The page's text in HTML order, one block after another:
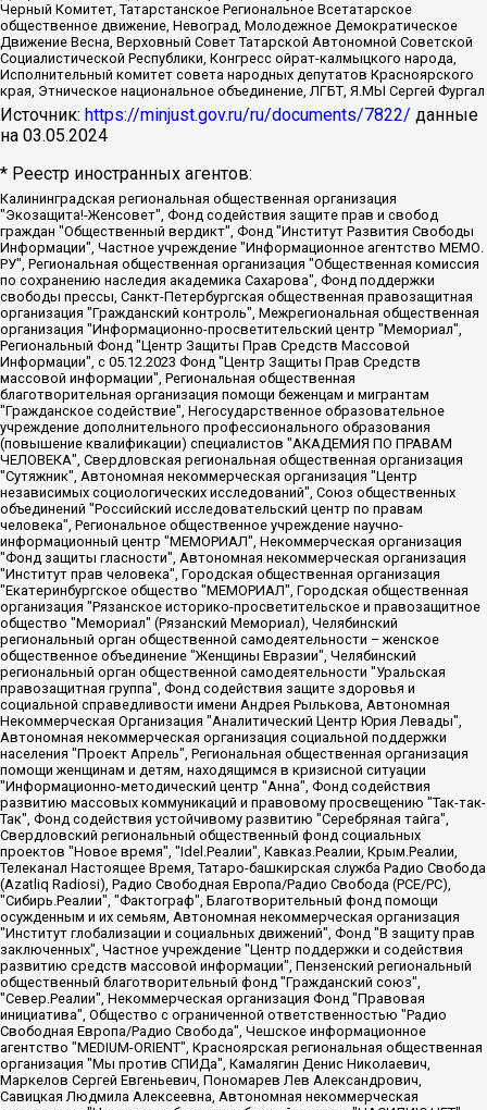
Черный Комитет, Татарстанское Региональное Всетатарское
общественное движение, Невоград, Молодежное Демократическое
Движение Весна, Верховный Совет Татарской Автономной Советской
Социалистической Республики, Конгресс ойрат-калмыцкого народа,
Исполнительный комитет совета народных депутатов Красноярского
края, Этническое национальное объединение, ЛГБТ, Я.МЫ Сергей Фургал
Источник: https://minjust.gov.ru/ru/documents/7822/ данные
на 03.05.2024
* Реестр иностранных агентов:
Калининградская региональная общественная организация "Экозащита!-Женсовет", Фонд содействия защите прав и свобод граждан "Общественный вердикт", Фонд "Институт Развития Свободы Информации", Частное учреждение "Информационное агентство МЕМО. РУ", Региональная общественная организация "Общественная комиссия по сохранению наследия академика Сахарова", Фонд поддержки свободы прессы, Санкт-Петербургская общественная правозащитная организация "Гражданский контроль", Межрегиональная общественная организация "Информационно-просветительский центр "Мемориал", Региональный Фонд "Центр Защиты Прав Средств Массовой Информации", с 05.12.2023 Фонд "Центр Защиты Прав Средств массовой информации", Региональная общественная благотворительная организация помощи беженцам и мигрантам "Гражданское содействие", Негосударственное образовательное учреждение дополнительного профессионального образования (повышение квалификации) специалистов "АКАДЕМИЯ ПО ПРАВАМ ЧЕЛОВЕКА", Свердловская региональная общественная организация "Сутяжник", Автономная некоммерческая организация "Центр независимых социологических исследований", Союз общественных объединений "Российский исследовательский центр по правам человека", Региональное общественное учреждение научно-информационный центр "МЕМОРИАЛ", Некоммерческая организация "Фонд защиты гласности", Автономная некоммерческая организация "Институт прав человека", Городская общественная организация "Екатеринбургское общество "МЕМОРИАЛ", Городская общественная организация "Рязанское историко-просветительское и правозащитное общество "Мемориал" (Рязанский Мемориал), Челябинский региональный орган общественной самодеятельности – женское общественное объединение "Женщины Евразии", Челябинский региональный орган общественной самодеятельности "Уральская правозащитная группа", Фонд содействия защите здоровья и социальной справедливости имени Андрея Рылькова, Автономная Некоммерческая Организация "Аналитический Центр Юрия Левады", Автономная некоммерческая организация социальной поддержки населения "Проект Апрель", Региональная общественная организация помощи женщинам и детям, находящимся в кризисной ситуации "Информационно-методический центр "Анна", Фонд содействия развитию массовых коммуникаций и правовому просвещению "Так-так-Так", Фонд содействия устойчивому развитию "Серебряная тайга", Свердловский региональный общественный фонд социальных проектов "Новое время", "Idel.Реалии", Кавказ.Реалии, Крым.Реалии, Телеканал Настоящее Время, Татаро-башкирская служба Радио Свобода (Azatliq Radiosi), Радио Свободная Европа/Радио Свобода (PCE/PC), "Сибирь.Реалии", "Фактограф", Благотворительный фонд помощи осужденным и их семьям, Автономная некоммерческая организация "Институт глобализации и социальных движений", Фонд "В защиту прав заключенных", Частное учреждение "Центр поддержки и содействия развитию средств массовой информации", Пензенский региональный общественный благотворительный фонд "Гражданский союз", "Север.Реалии", Некоммерческая организация Фонд "Правовая инициатива", Общество с ограниченной ответственностью "Радио Свободная Европа/Радио Свобода", Чешское информационное агентство "MEDIUM-ORIENT", Красноярская региональная общественная организация "Мы против СПИДа", Камалягин Денис Николаевич, Маркелов Сергей Евгеньевич, Пономарев Лев Александрович, Савицкая Людмила Алексеевна, Автономная некоммерческая организация "Центр по работе с проблемой насилия "НАСИЛИЮ.НЕТ", Межрегиональный профессиональный союз работников здравоохранения "Альянс врачей", Юридическое лицо, зарегистрированное в Латвийской Республике, SIA "Medusa Project" (регистрационный номер 40103797863, дата регистрации 10.06.2014), Некоммерческая организация "Фонд по борьбе с коррупцией", Автономная некоммерческая организация "Институт права и публичной политики", Баданин Роман Сергеевич, Гликин Максим Александрович, Железнова Мария Михайловна, Лукьянова Юлия Сергеевна, Маетная Елизавета Витальевна, Маняхин Петр Борисович, Чуракова Ольга Владимировна, Ярош Юлия Петровна, Юридическое лицо "The Insider SIA", зарегистрированное в Риге, Латвийская Республика (дата регистрации 26.06.2015), являющееся администратором доменного имени интернет-издания "The Insider SIA", https://theins.ru, Постернак Алексей Евгеньевич, Рубин Михаил Аркадьевич, Анин Роман Александрович, Юридическое лицо Istories fonds, зарегистрированное в Латвийской Республике (регистрационный номер 50008295751, дата регистрации 24.02.2020), Великовский Дмитрий Александрович, Долинина Ирина Николаевна, Мароховская Алеся Алексеевна, Шлейнов Роман Юрьевич, Шмагун Олеся Валентиновна, Общество с ограниченной ответственностью "Альтаир 2021", Общество с ограниченной ответственностью "Вега 2021", Общество с ограниченной ответственностью "Главный редактор 2021", Общество с ограниченной ответственностью "Ромашки монолит", Важенков Артем Валерьевич, Ивановская областная общественная организация "Центр гендерных исследований", Гурман Юрий Альбертович, Медиапроект "ОВД-Инфо", Егоров Владимир Владимирович, Жилинский Владимир Александрович, Общество с ограниченной ответственностью "ЗП", Иванова София Юрьевна, Карезина Инна Павловна, Кильтау Екатерина Викторовна, Петров Алексей Викторович, Пискунов Сергей Евгеньевич, Смирнов Сергей Сергеевич, Тихонов Михаил Сергеевич, Общество с ограниченной ответственностью "ЖУРНАЛИСТ-ИНОСТРАННЫЙ АГЕНТ", Арапова Галина Юрьевна, Вольтская Татьяна Анатольевна, Американская компания "Mason G.E.S. Anonymous Foundation" (США), являющаяся владельцем интернет-издания https://mnews.world/, Компания "Stichting Bellingcat", зарегистрированная в Нидерландах (дата регистрации 11.07.2018), Захаров Андрей Вячеславович, Клепиковская Екатерина Дмитриевна, Общество с ограниченной ответственностью "МЕМО", Перл Роман Александрович, Симонов Евгений Алексеевич, Соловьева Елена Анатольевна, Сотников Даниил Владимирович, Сурначева Елизавета Дмитриевна, Автономная некоммерческая организация по защите прав человека и информированию населения "Якутия – Наше Мнение", Общество с ограниченной ответственностью "Москоу диджитал медиа", с 26.01.2023 Общество с ограниченной ответственностью "Чайка Белые сады", Ветошкина Валерия Валерьевна, Заговора Максим Александрович, Межрегиональное общественное движение "Российская ЛГБТ - сеть", Оленичев Максим Владимирович, Павлов Иван Юрьевич, Скворцова Елена Сергеевна, Общество с ограниченной ответственностью "Как бы инагент", Кочетков Игорь Викторович, Общество с ограниченной ответственностью "Честные выборы", Еланчик Олег Александрович, Общество с ограниченной ответственностью "Нобелевский призыв", Гималова Регина Эмилевна, Григорьев Андрей Валерьевич, Григорьева Алина Александровна, Ассоциация по содействию защите прав призывников, альтернативнослужащих и военнослужащих "Правозащитная группа "Гражданин.Армия.Право", Хисамова Регина Фаритовна, Автономная некоммерческая организация по реализации социально-правовых программ "Лилит", Дальневосточное общественное движение "Маяк", Санкт-Петербургская ЛГБТ-инициативная группа "Выход", Инициативная группа ЛГБТ+ "Реверс", Алексеев Андрей Викторович, Бекбулатова Таисия Львовна, Беляев Иван Михайлович, Владыкина Елена Сергеевна, Гельман Марат Александрович, Никульшина Вероника Юрьевна, Толоконникова Надежда Андреевна, Шендерович Виктор Анатольевич, Общество с ограниченной ответственностью "Данное сообщение", Общество с ограниченной ответственностью Издательский дом "Новая глава", Айнбиндер Александра Александровна, Московский комьюнити-центр для ЛГБТ+инициатив, Благотворительный фонд развития филантропии, Deutsche Welle (Германия, Kurt-Schumacher-Strasse 3, 53113 Bonn), Борзунова Мария Михайловна, Воробьев Виктор Викторович, Голубева Анна Львовна, Константинова Алла Михайловна, Малкова Ирина Владимировна, Мурадов Мурад Абдулгалимович, Осетинская Елизавета Николаевна, Понасенков Евгений Николаевич, Ганапольский Матвей Юрьевич, Киселев Евгений Алексеевич, Борухович Ирина Григорьевна, Дремин Иван Тимофеевич, Дубровский Дмитрий Викторович, Красноярская региональная общественная организация поддержки и развития альтернативных образовательных технологий и межкультурных коммуникаций "ИНТЕРРА", Маяковская Екатерина Алексеевна, Фейгин Марк Захарович, Филимонов Андрей Викторович, Дзугкоева Регина Николаевна, Доброхотов Роман Александрович, Дудь Юрий Александрович, Елкин Сергей Владимирович, Кругликов Кирилл Игоревич, Сабунаева Мария Леонидовна, Семенов Алексей Владимирович, Шаинян Карен Багратович, Шульман Екатерина Михайловна, Асафьев Артур Валерьевич, Вахштайн Виктор Семенович, Венедиктов Алексей Алексеевич, Лушникова Екатерина Евгеньевна, Волков Леонид Михайлович, Невзоров Александр Глебович, Пархоменко Сергей Борисович, Сироткин Ярослав Николаевич, Кара-Мурза Владимир Владимирович, Баранова Наталья Владимировна, Гозман Леонид Яковлевич, Кагарлицкий Борис Юльевич, Климарев Михаил Валерьевич, Милов Владимир Станиславович, Автономная некоммерческая организация Краснодарский центр современного искусства "Типография", Моргенштерн Алишер Тагирович, Соболь Любовь Эдуардовна, Общество с ограниченной ответственностью "ЛИЗА НОРМ", Каспаров Гарри Кимович, Ходорковский Михаил Борисович, Общество с ограниченной ответственностью "Апрельские тезисы", Данилович Ирина Брониславовна, Кашин Олег Владимирович, Петров Николай Владимирович, Пивоваров Алексей Владимирович, Соколов Михаил Владимирович, Цветкова Юлия Владимировна, Чичваркин Евгений Александрович, Комитет против пыток/Команда против пыток, Общество с ограниченной ответственностью "Первый научный", Общество с ограниченной ответственностью "Вертолет и ко", Белоцерковская Вероника Борисовна, Кац Максим Евгеньевич, Лазарева Татьяна Юрьевна, Шаведдинов Руслан Табризович, Яшин Илья Валерьевич, Общество с ограниченной ответственностью "Иноагент ААВ", Алешковский Дмитрий Петрович, Альбац Евгения Марковна, Быков Дмитрий Львович, Галямина Юлия Евгеньевна, Лойко Сергей Леонидович, Мартынов Кирилл Константинович, Медведев Сергей Александрович, Крашенинников Федор Геннадиевич, Гордеева Катерина Вл